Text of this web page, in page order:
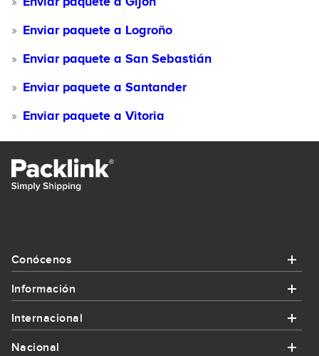
Enviar paquete a Logroño
Enviar paquete a San Sebastián
Enviar paquete a Santander
Enviar paquete a Vitoria
Conócenos
Información
Internacional
Nacional